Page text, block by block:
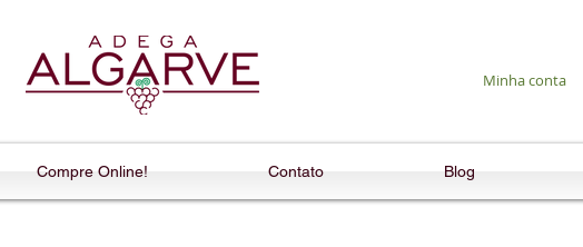
Minha conta
Compre Online! Contato Blog